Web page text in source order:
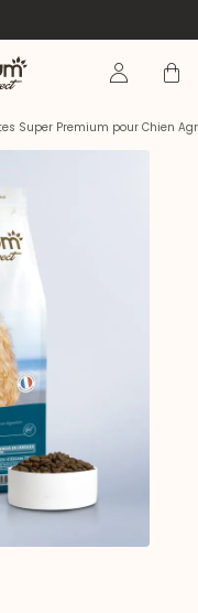
Se Panier
Super Premium pour Chien